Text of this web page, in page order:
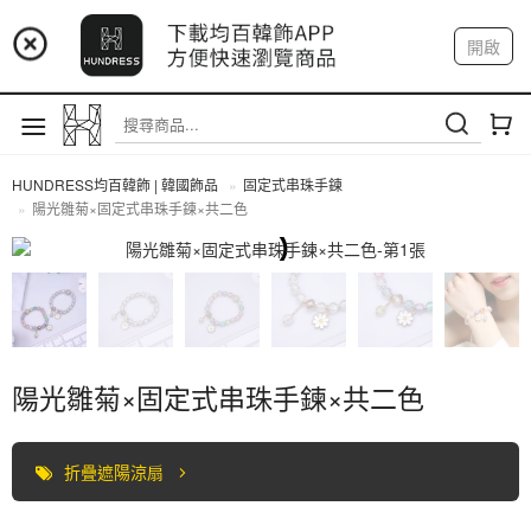
📢 市集預告：9/4-9/6 淡水捷運站
📢 市集預告：9/12-9/13 八里海巡基地
📢 市集預告：8/22-8/23 桃園青埔置地廣場
開啟
註冊 我的帳戶
HUNDRESS均百韓飾 | 韓國飾品
固定式串珠手鍊
陽光雛菊×固定式串珠手鍊×共二色
固定式串珠手鍊
陽光雛菊×固定式串珠手鍊×共二色
折疊遮陽涼扇